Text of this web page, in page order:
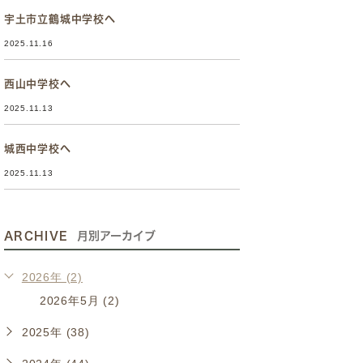
宇土市立鶴城中学校へ
2025.11.16
西山中学校へ
2025.11.13
城西中学校へ
2025.11.13
ARCHIVE 月別アーカイブ
2026年 (2)
2026年5月 (2)
2025年 (38)